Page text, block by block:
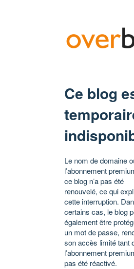
Ce blog
Le nom de domaine
l’abonnement
ce blog n’a pas été
renouvelé, ce qui
cette interruption.
certains cas, le blog
également être
un mot de passe,
son accès limité tant
l’abonnement
pas été réactivé.